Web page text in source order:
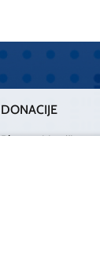
DONACIJE
Plemenitim
„Zarazimo“ se